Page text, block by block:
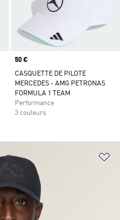
Prix
50 €
CASQUETTE DE PILOTE
MERCEDES - AMG PETRONAS
FORMULA 1 TEAM
Performance
3 couleurs